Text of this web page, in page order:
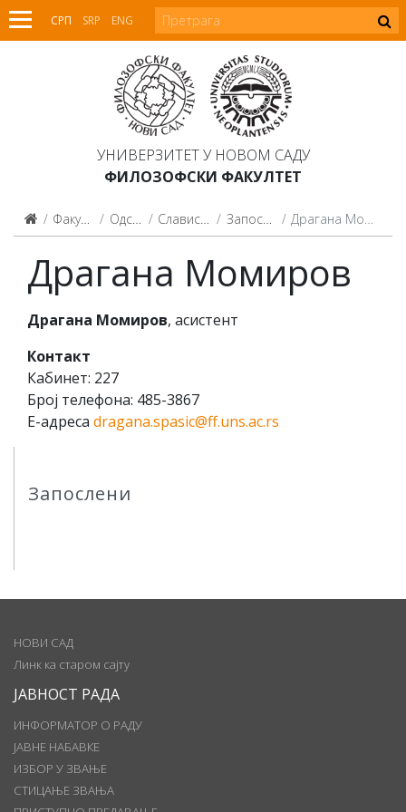
СРП SRP ENG
УНИВЕРЗИТЕТ У НОВОМ САДУ
ФИЛОЗОФСКИ ФАКУЛТЕТ
Факултет Одсеци Славистика Запослени Драгана Момиров
Запослени
Драгана Момиров
Драгана Момиров, асистент
Контакт
Кабинет: 227
Број телефона: 485-3867
Е-адреса dragana.spasic@ff.uns.ac.rs
НОВИ САД
Линк ка старом сајту
ЈАВНОСТ РАДА
ИНФОРМАТОР О РАДУ
ЈАВНЕ НАБАВКЕ
ИЗБОР У ЗВАЊЕ
СТИЦАЊЕ ЗВАЊА